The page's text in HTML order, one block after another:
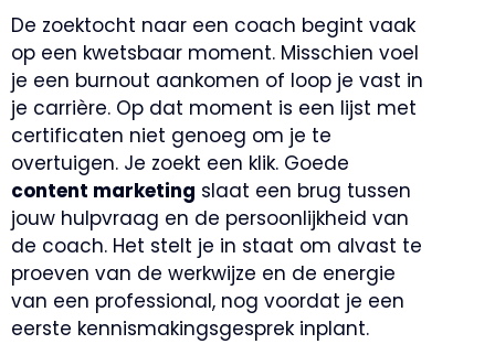
De zoektocht naar een coach begint vaak
op een kwetsbaar moment. Misschien voel
je een burnout aankomen of loop je vast in
je carrière. Op dat moment is een lijst met
certificaten niet genoeg om je te
overtuigen. Je zoekt een klik. Goede
content marketing slaat een brug tussen
jouw hulpvraag en de persoonlijkheid van
de coach. Het stelt je in staat om alvast te
proeven van de werkwijze en de energie
van een professional, nog voordat je een
eerste kennismakingsgesprek inplant.